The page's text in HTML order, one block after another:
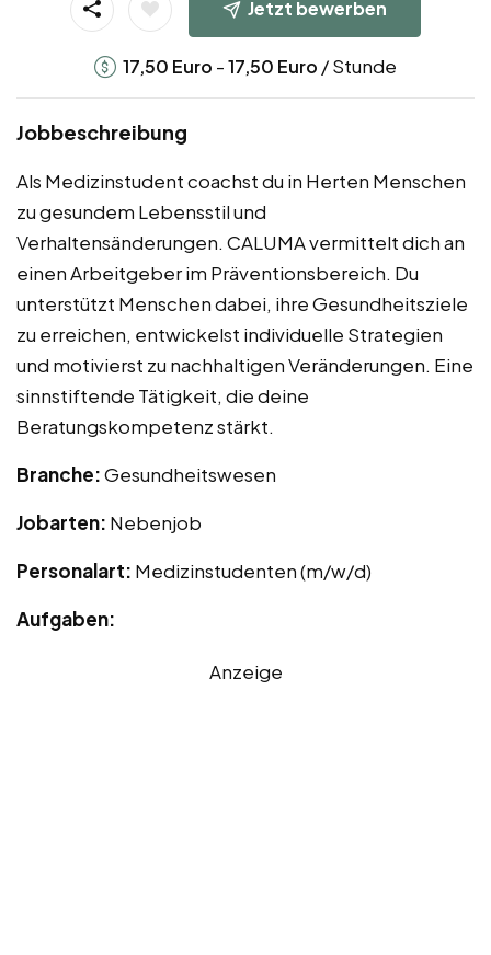
Jetzt bewerben
17,50 Euro -17,50 Euro / Stunde
Jobbeschreibung
Als Medizinstudent coachst du in Herten Menschen
zu gesundem Lebensstil und
Verhaltensänderungen. CALUMA vermittelt dich an
einen Arbeitgeber im Präventionsbereich. Du
unterstützt Menschen dabei, ihre Gesundheitsziele
zu erreichen, entwickelst individuelle Strategien
und motivierst zu nachhaltigen Veränderungen. Eine
sinnstiftende Tätigkeit, die deine
Beratungskompetenz stärkt.
Branche:Gesundheitswesen
Jobarten: Nebenjob
Personalart: Medizinstudenten (m/w/d)
Aufgaben:
Anzeige